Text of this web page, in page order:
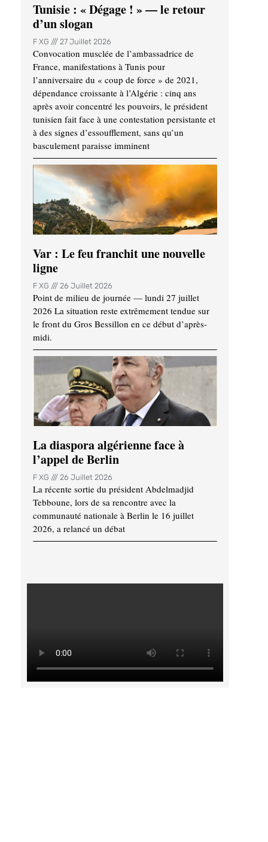
Tunisie : « Dégage ! » — le retour
d’un slogan
F XG 27 Juillet 2026
Convocation musclée de l’ambassadrice de
France, manifestations à Tunis pour
l’anniversaire du « coup de force » de 2021,
dépendance croissante à l’Algérie : cinq ans
après avoir concentré les pouvoirs, le président
tunisien fait face à une contestation persistante et
à des signes d’essoufflement, sans qu’un
basculement paraisse imminent
Var : Le feu franchit une nouvelle
ligne
F XG 26 Juillet 2026
Point de milieu de journée — lundi 27 juillet
2026 La situation reste extrêmement tendue sur
le front du Gros Bessillon en ce début d’après-
midi.
La diaspora algérienne face à
l’appel de Berlin
F XG 26 Juillet 2026
La récente sortie du président Abdelmadjid
Tebboune, lors de sa rencontre avec la
communauté nationale à Berlin le 16 juillet
2026, a relancé un débat